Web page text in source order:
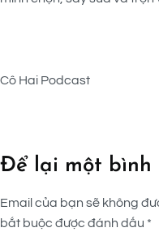
Cô Hai Podcast
Để lại một bình
Email của bạn sẽ không
bắt buộc được đánh dấu *